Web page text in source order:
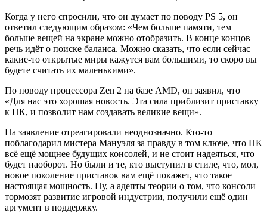
Когда у него спросили, что он думает по поводу PS 5, он
ответил следующим образом: «Чем больше памяти, тем
больше вещей на экране можно отобразить. В конце концов
речь идёт о поиске баланса. Можно сказать, что если сейчас
какие-то открытые миры кажутся вам большими, то скоро вы
будете считать их маленькими».
По поводу процессора Zen 2 на базе AMD, он заявил, что
«Для нас это хорошая новость. Эта сила приблизит приставку
к ПК, и позволит нам создавать великие вещи».
На заявление отреагировали неоднозначно. Кто-то
поблагодарил мистера Мануэля за правду в том ключе, что ПК
всё ещё мощнее будущих консолей, и не стоит надеяться, что
будет наоборот. Но были и те, кто выступил в стиле, что, мол,
новое поколение приставок вам ещё покажет, что такое
настоящая мощность. Ну, а адепты теории о том, что консоли
тормозят развитие игровой индустрии, получили ещё один
аргумент в поддержку.